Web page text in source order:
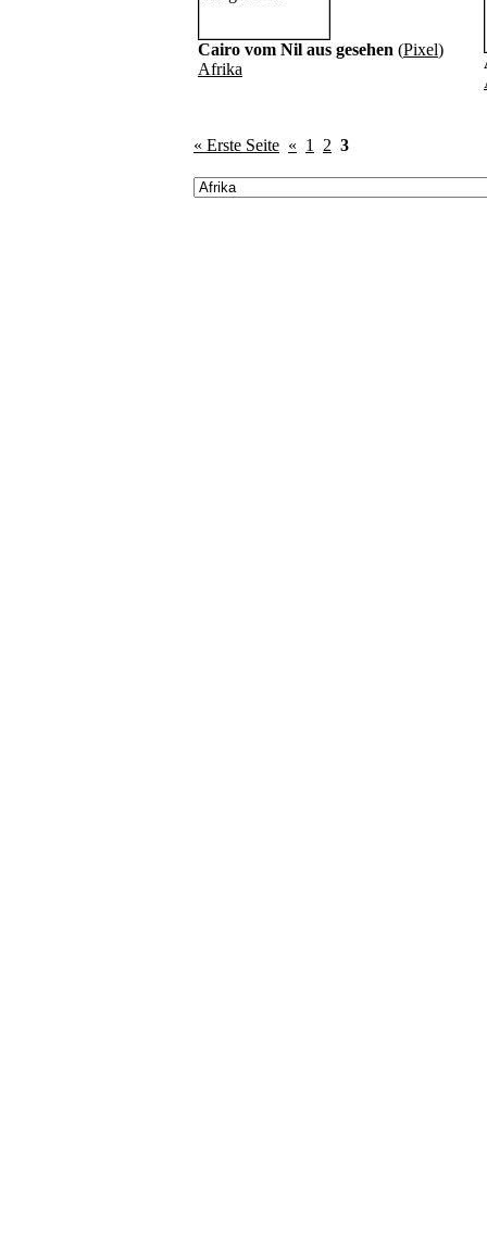
Cairo vom Nil aus gesehen (Pixel)
Afrika
« Erste Seite « 1 2 3